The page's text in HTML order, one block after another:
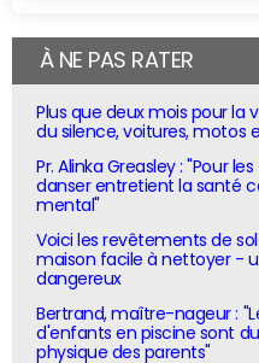
À NE PAS RATER
Plus que deux mois pour la
du silence, voitures, motos
Pr. Alinka Greasley : "Pour
danser entretient la santé
mental"
Voici les revêtements de
maison facile à nettoyer -
dangereux
Bertrand, maître-nageur :
d'enfants en piscine sont
physique des parents"